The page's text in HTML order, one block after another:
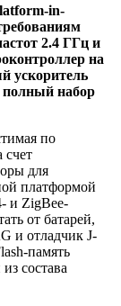
in-
2.4 ГГц и
на
ускоритель
набор
по
счет
для
платформой
и ZigBee-
от батарей,
и отладчик J-
память
состава